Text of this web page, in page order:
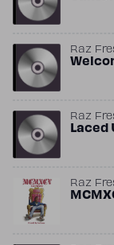
Raz
Raz
Laced
Raz